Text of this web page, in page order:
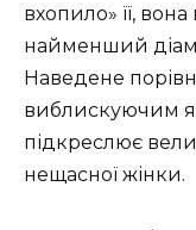
вхопило» її, вона
найменший
Наведене
виблискуючим
підкреслює
нещасної жінки.